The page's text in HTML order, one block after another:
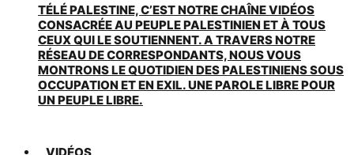
TÉLÉ PALESTINE, C’EST NOTRE CHAÎNE VIDÉOS
CONSACRÉE AU PEUPLE PALESTINIEN ET À TOUS
CEUX QUI LE SOUTIENNENT. A TRAVERS NOTRE
RÉSEAU DE CORRESPONDANTS, NOUS VOUS
MONTRONS LE QUOTIDIEN DES PALESTINIENS SOUS
OCCUPATION ET EN EXIL. UNE PAROLE LIBRE POUR
UN PEUPLE LIBRE.